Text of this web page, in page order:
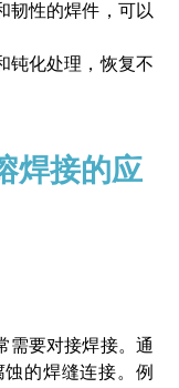
韧性的焊件，可以
钝化处理，恢复不
焊接的应
需要对接焊接。通
的焊缝连接。例